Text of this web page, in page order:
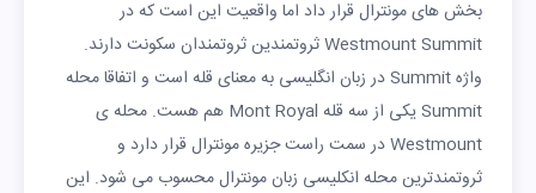
بخش های مونترال قرار داد اما واقعیت این است که در
Westmount Summit ثروتمندین ثروتمندان سکونت دارند.
واژه Summit در زبان انگلیسی به معنای قله است و اتفاقا محله
Summit یکی از سه قله Mont Royal هم هست. محله ی
Westmount در سمت راست جزیره مونترال قرار دارد و
ثروتمندترین محله انکلیسی زبان مونترال محسوب می شود. این